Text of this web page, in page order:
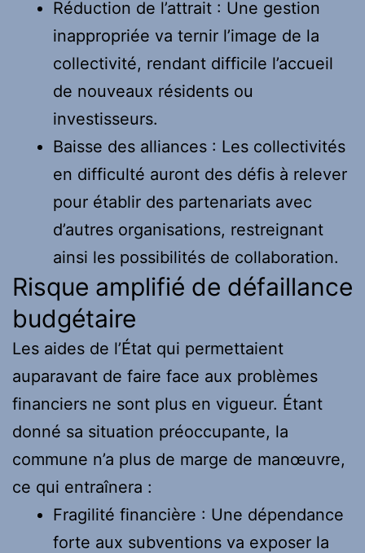
Réduction de l’attrait : Une gestion
inappropriée va ternir l’image de la
collectivité, rendant difficile l’accueil
de nouveaux résidents ou
investisseurs.
Baisse des alliances : Les collectivités
en difficulté auront des défis à relever
pour établir des partenariats avec
d’autres organisations, restreignant
ainsi les possibilités de collaboration.
Risque amplifié de défaillance
budgétaire
Les aides de l’État qui permettaient
auparavant de faire face aux problèmes
financiers ne sont plus en vigueur. Étant
donné sa situation préoccupante, la
commune n’a plus de marge de manœuvre,
ce qui entraînera :
Fragilité financière : Une dépendance
forte aux subventions va exposer la